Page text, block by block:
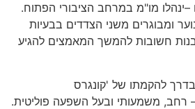
–ינהלו מו"מ במרחב הציבורי הפתוח.
ומבוגרים משני הצדדים בבעיות
חשובות להמשך המאמצים להגיע
להקמתו של 'קונגרס
רחב, משמעותי ובעל השפעה פוליטית.